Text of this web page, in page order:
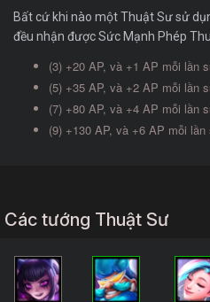
Bất cứ khi nào một Thuật Sư sử
đều nhận được Sức Mạnh Phép
(3) +20 AP, và +1 AP mỗi lần
(5) +35 AP, và +2 AP mỗi lần
(7) +80 AP, và +4 AP mỗi lần
(9) +130 AP, và +6 AP mỗi lần
Các tướng Thuật Sư